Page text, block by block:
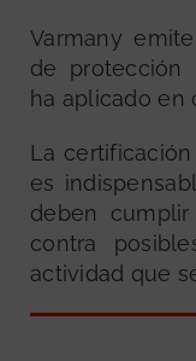
Varmany
de protección
ha aplicado en
La
es
deben
contra
actividad que